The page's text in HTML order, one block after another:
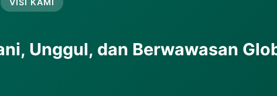
Unggul, dan Berwawasan